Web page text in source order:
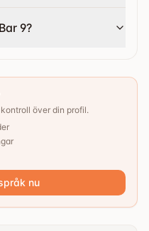
9?
över din profil.
nu